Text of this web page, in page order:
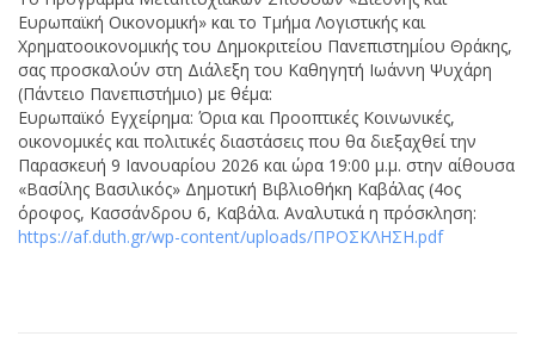
Ευρωπαϊκή Οικονομική» και το Τμήμα Λογιστικής και
Χρηματοοικονομικής του Δημοκριτείου Πανεπιστημίου Θράκης,
σας προσκαλούν στη Διάλεξη του Καθηγητή Ιωάννη Ψυχάρη
(Πάντειο Πανεπιστήμιο) με θέμα:
Ευρωπαϊκό Εγχείρημα: Όρια και Προοπτικές Κοινωνικές,
οικονομικές και πολιτικές διαστάσεις που θα διεξαχθεί την
Παρασκευή 9 Ιανουαρίου 2026 και ώρα 19:00 μ.μ. στην αίθουσα
«Βασίλης Βασιλικός» Δημοτική Βιβλιοθήκη Καβάλας (4ος
όροφος, Κασσάνδρου 6, Καβάλα. Αναλυτικά η πρόσκληση:
https://af.duth.gr/wp-content/uploads/ΠΡΟΣΚΛΗΣΗ.pdf